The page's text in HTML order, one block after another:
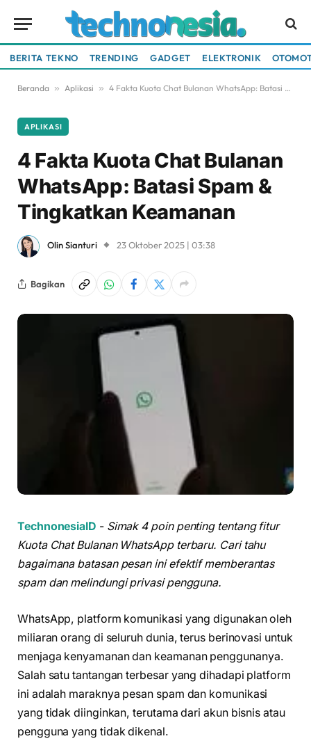
BERITA TEKNO TRENDING GADGET ELEKTRONIK
Beranda » Aplikasi » 4 Fakta Kuota Chat Bulanan WhatsApp: Batasi Spam & Tingkatkan Keamanan
APLIKASI
4 Fakta Kuota Chat Bulanan
WhatsApp: Batasi Spam &
Tingkatkan Keamanan
Olin Sianturi 23 Oktober 2025 | 03:38
Bagikan
TechnonesiaID - Simak 4 poin penting tentang fitur
Kuota Chat Bulanan WhatsApp terbaru. Cari tahu
bagaimana batasan pesan ini efektif memberantas
spam dan melindungi privasi pengguna.
WhatsApp, platform komunikasi yang digunakan oleh
miliaran orang di seluruh dunia, terus berinovasi untuk
menjaga kenyamanan dan keamanan penggunanya.
Salah satu tantangan terbesar yang dihadapi platform
ini adalah maraknya pesan spam dan komunikasi
yang tidak diinginkan, terutama dari akun bisnis atau
pengguna yang tidak dikenal.